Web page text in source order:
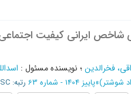
فخرالدین؛ نویسنده مسئول :
شوشتر)»پاییز 1404 - شماره 63 رتبه: C/ISC